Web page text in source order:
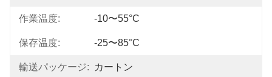
作業温度: -10〜55°C
保存温度: -25〜85°C
輸送パッケージ: カートン